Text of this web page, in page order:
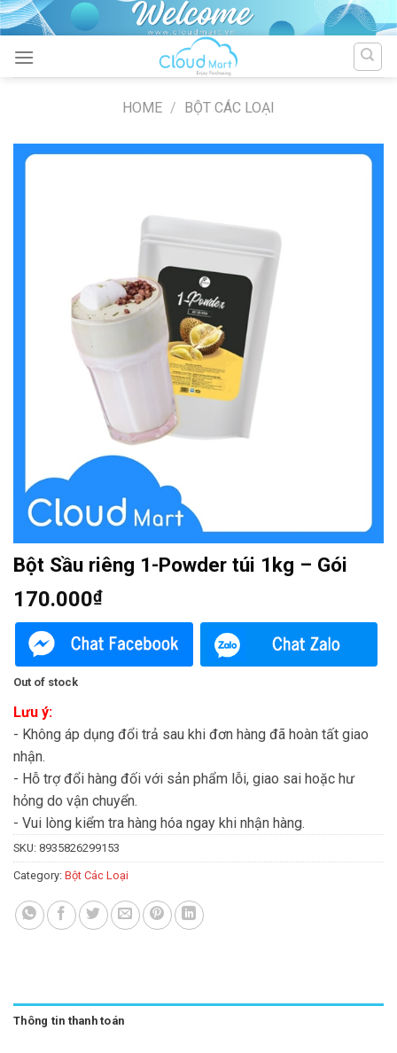
Skip
to
content
HOME / BỘT CÁC LOẠI
Bột Sầu riêng 1-Powder túi 1kg – Gói
170.000₫
Out of stock
Lưu ý:
- Không áp dụng đổi trả sau khi đơn hàng đã hoàn tất giao
nhận.
- Hỗ trợ đổi hàng đối với sản phẩm lỗi, giao sai hoặc hư
hỏng do vận chuyển.
- Vui lòng kiểm tra hàng hóa ngay khi nhận hàng.
SKU: 8935826299153
Category: Bột Các Loại
Thông tin thanh toán